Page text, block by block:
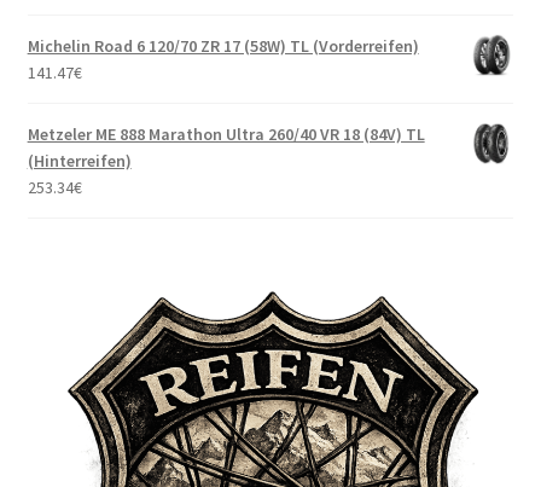
Michelin Road 6 120/70 ZR 17 (58W) TL (Vorderreifen)
141.47€
Metzeler ME 888 Marathon Ultra 260/40 VR 18 (84V) TL
(Hinterreifen)
253.34€